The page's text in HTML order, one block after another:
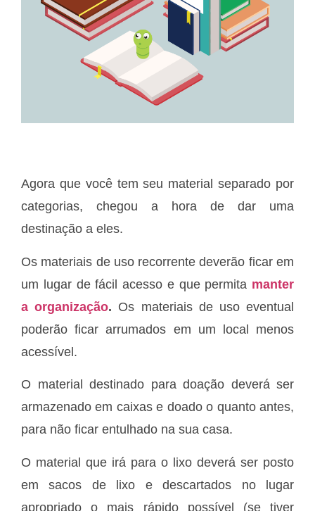
Agora que você tem seu material separado por
categorias, chegou a hora de dar uma
destinação a eles.
Os materiais de uso recorrente deverão ficar em
um lugar de fácil acesso e que permita manter
a organização. Os materiais de uso eventual
poderão ficar arrumados em um local menos
acessível.
O material destinado para doação deverá ser
armazenado em caixas e doado o quanto antes,
para não ficar entulhado na sua casa.
O material que irá para o lixo deverá ser posto
em sacos de lixo e descartados no lugar
apropriado o mais rápido possível (se tiver